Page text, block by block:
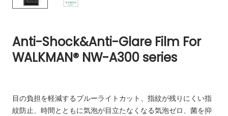
Anti-Shock&Anti-Glare Film For
WALKMAN® NW-A300 series
目の負担を軽減するブルーライトカット、指紋が残りにくい指
紋防止、時間とともに気泡が目立たなくなる気泡ゼロ、菌を抑